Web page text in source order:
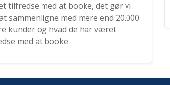
tilfredse med at booke, det gør vi
sammenligne med mere end 20.000
kunder og hvad de har været
med at booke